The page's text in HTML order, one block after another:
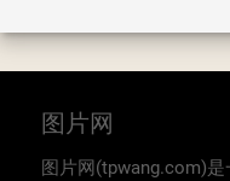
图片网
图片网(tpwang.com)